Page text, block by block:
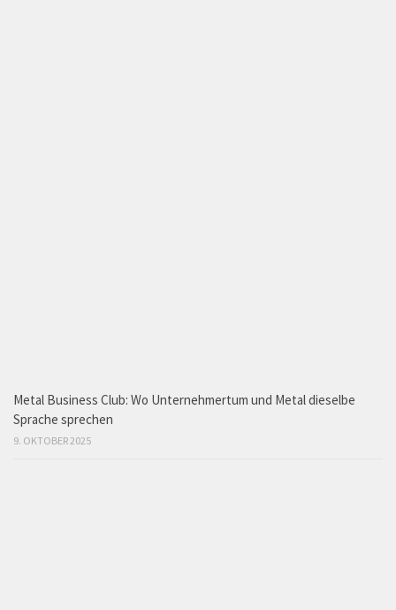
Metal Business Club: Wo Unternehmertum und Metal dieselbe
Sprache sprechen
9. OKTOBER 2025